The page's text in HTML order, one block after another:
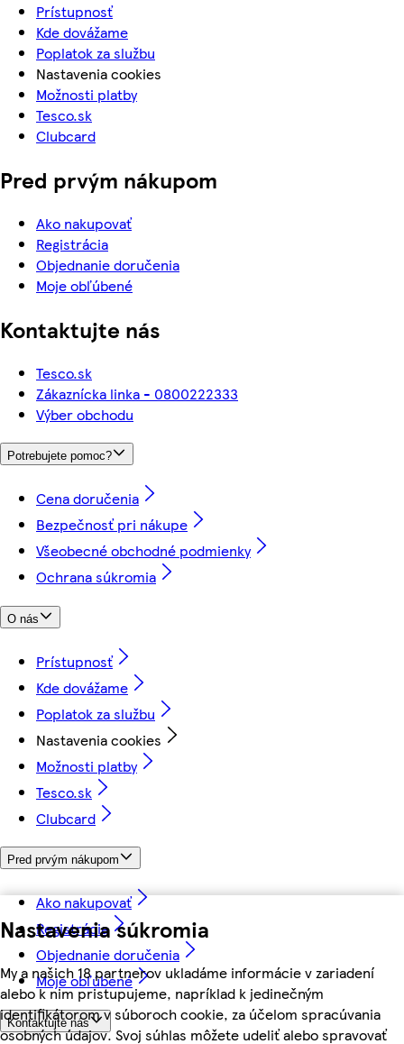
Nastavenia súkromia
My a našich 18 partnerov ukladáme informácie v zariadení
alebo k nim pristupujeme, napríklad k jedinečným
identifikátorom v súboroch cookie, za účelom spracúvania
osobných údajov. Svoj súhlas môžete udeliť alebo spravovať
Prístupnosť
Kde dovážame
Poplatok za službu
Nastavenia cookies
Možnosti platby
Tesco.sk
Clubcard
Pred prvým nákupom
Ako nakupovať
Registrácia
Objednanie doručenia
Moje obľúbené
Kontaktujte nás
Tesco.sk
Zákaznícka linka - 0800222333
Výber obchodu
Potrebujete pomoc?
Cena doručenia
Bezpečnosť pri nákupe
Všeobecné obchodné podmienky
Ochrana súkromia
O nás
Prístupnosť
Kde dovážame
Poplatok za službu
Nastavenia cookies
Možnosti platby
Tesco.sk
Clubcard
Pred prvým nákupom
Ako nakupovať
Registrácia
Objednanie doručenia
Moje obľúbené
Kontaktujte nás